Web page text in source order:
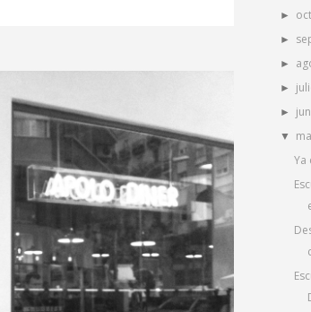
►
►
►
►
►
▼
Ya